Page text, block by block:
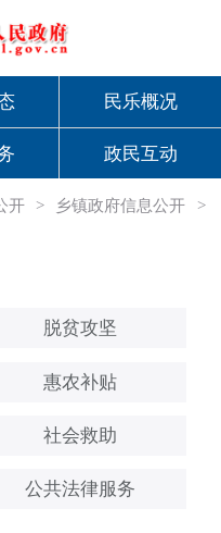
民乐概况
政民互动
开 > 乡镇政府信息公开 >
脱贫攻坚
惠农补贴
社会救助
公共法律服务